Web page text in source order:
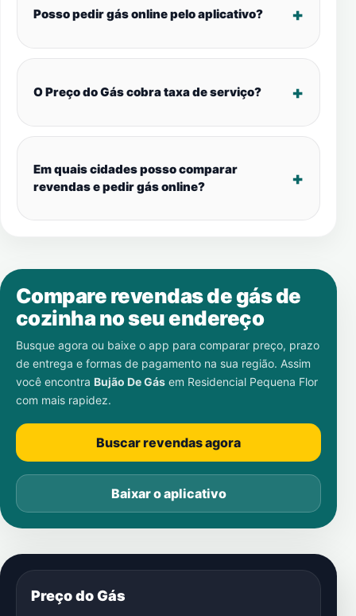
Posso pedir gás online pelo aplicativo?
O Preço do Gás cobra taxa de serviço?
Em quais cidades posso comparar
revendas e pedir gás online?
Compare revendas de gás de
cozinha no seu endereço
Busque agora ou baixe o app para comparar preço, prazo
de entrega e formas de pagamento na sua região. Assim
você encontra Bujão De Gás em Residencial Pequena Flor
com mais rapidez.
Buscar revendas agora
Baixar o aplicativo
Preço do Gás